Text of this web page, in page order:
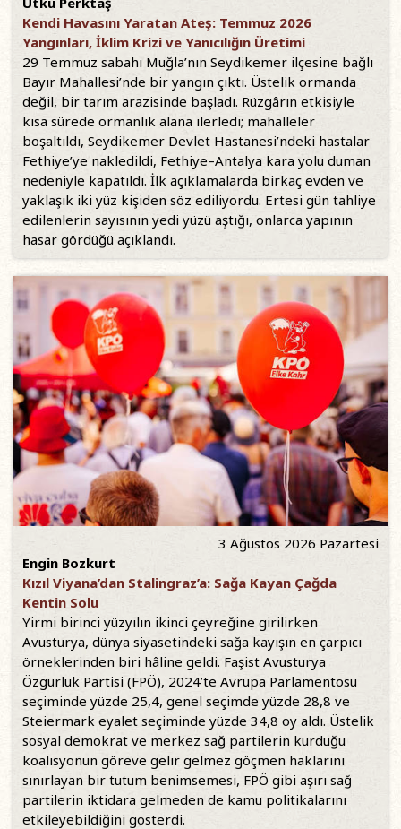
Kendi Havasını Yaratan Ateş: Temmuz 2026
Yangınları, İklim Krizi ve Yanıcılığın Üretimi
29 Temmuz sabahı Muğla’nın Seydikemer ilçesine bağlı
Bayır Mahallesi’nde bir yangın çıktı. Üstelik ormanda
değil, bir tarım arazisinde başladı. Rüzgârın etkisiyle
kısa sürede ormanlık alana ilerledi; mahalleler
boşaltıldı, Seydikemer Devlet Hastanesi’ndeki hastalar
Fethiye’ye nakledildi, Fethiye–Antalya kara yolu duman
nedeniyle kapatıldı. İlk açıklamalarda birkaç evden ve
yaklaşık iki yüz kişiden söz ediliyordu. Ertesi gün tahliye
edilenlerin sayısının yedi yüzü aştığı, onlarca yapının
hasar gördüğü açıklandı.
3 Ağustos 2026 Pazartesi
Engin Bozkurt
Kızıl Viyana’dan Stalingraz’a: Sağa Kayan Çağda
Kentin Solu
Yirmi birinci yüzyılın ikinci çeyreğine girilirken
Avusturya, dünya siyasetindeki sağa kayışın en çarpıcı
örneklerinden biri hâline geldi. Faşist Avusturya
Özgürlük Partisi (FPÖ), 2024’te Avrupa Parlamentosu
seçiminde yüzde 25,4, genel seçimde yüzde 28,8 ve
Steiermark eyalet seçiminde yüzde 34,8 oy aldı. Üstelik
sosyal demokrat ve merkez sağ partilerin kurduğu
koalisyonun göreve gelir gelmez göçmen haklarını
sınırlayan bir tutum benimsemesi, FPÖ gibi aşırı sağ
partilerin iktidara gelmeden de kamu politikalarını
etkileyebildiğini gösterdi.